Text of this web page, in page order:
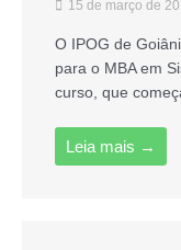
15 de março de
O IPOG de
para o MBA em
curso, que
Leia mais →